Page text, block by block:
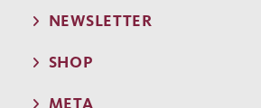
NEWSLETTER
SHOP
META